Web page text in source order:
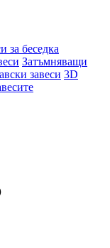
за беседка
Затъмняващи
завеси 3D